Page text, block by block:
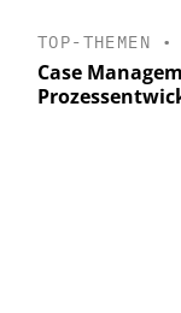
TOP-THEMEN •
Case